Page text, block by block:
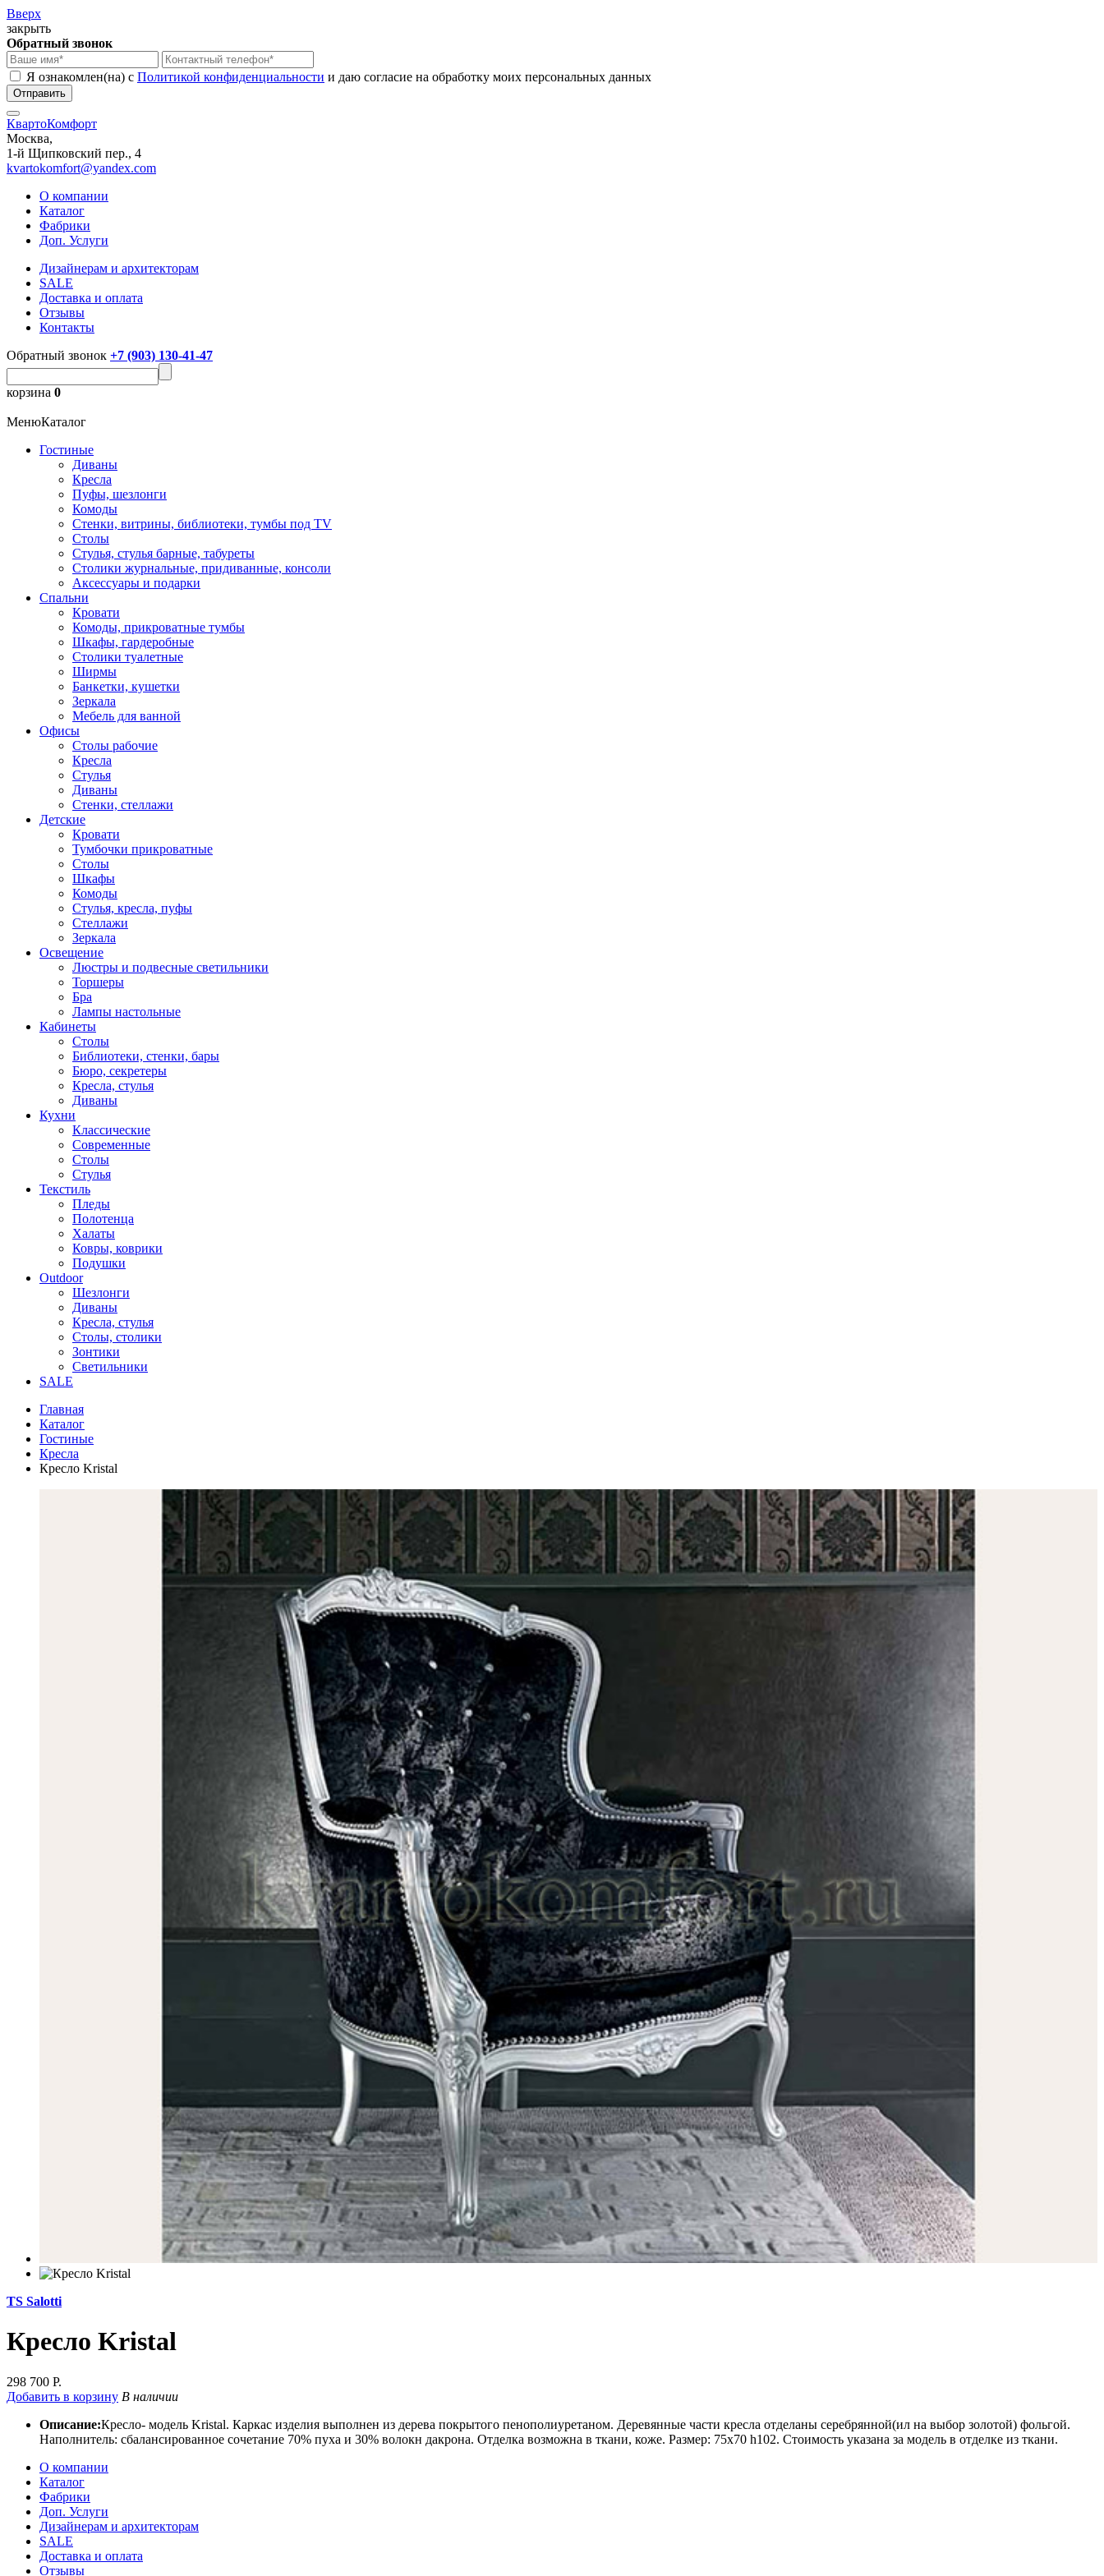
Вверх
закрыть
Обратный звонок
Я ознакомлен(на) с Политикой конфиденциальности и даю согласие на обработку моих персональных данных
КвартоКомфорт
Москва,
1-й Щипковский пер., 4
kvartokomfort@yandex.com
О компании
Каталог
Фабрики
Доп. Услуги
Дизайнерам и архитекторам
SALE
Доставка и оплата
Отзывы
Контакты
Обратный звонок +7 (903) 130-41-47
корзина 0
МенюКаталог
Гостиные
Диваны
Кресла
Пуфы, шезлонги
Комоды
Стенки, витрины, библиотеки, тумбы под TV
Столы
Стулья, стулья барные, табуреты
Столики журнальные, придиванные, консоли
Аксессуары и подарки
Спальни
Кровати
Комоды, прикроватные тумбы
Шкафы, гардеробные
Столики туалетные
Ширмы
Банкетки, кушетки
Зеркала
Мебель для ванной
Офисы
Столы рабочие
Кресла
Стулья
Диваны
Стенки, стеллажи
Детские
Кровати
Тумбочки прикроватные
Столы
Шкафы
Комоды
Стулья, кресла, пуфы
Стеллажи
Зеркала
Освещение
Люстры и подвесные светильники
Торшеры
Бра
Лампы настольные
Кабинеты
Столы
Библиотеки, стенки, бары
Бюро, секретеры
Кресла, стулья
Диваны
Кухни
Классические
Современные
Столы
Стулья
Текстиль
Пледы
Полотенца
Халаты
Ковры, коврики
Подушки
Outdoor
Шезлонги
Диваны
Кресла, стулья
Столы, столики
Зонтики
Светильники
SALE
Главная
Каталог
Гостиные
Кресла
Кресло Kristal
TS Salotti
Кресло Kristal
298 700 Р.
Добавить в корзину В наличии
Описание:Кресло- модель Kristal. Каркас изделия выполнен из дерева покрытого пенополиуретаном. Деревянные части кресла отделаны серебрянной(ил на выбор золотой) фольгой.
Наполнитель: сбалансированное сочетание 70% пуха и 30% волокн дакрона. Отделка возможна в ткани, коже. Размер: 75x70 h102. Стоимость указана за модель в отделке из ткани.
О компании
Каталог
Фабрики
Доп. Услуги
Дизайнерам и архитекторам
SALE
Доставка и оплата
Отзывы